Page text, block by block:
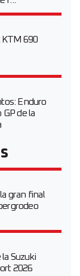
KTM 690
Enduro
de la
gran final
Suzuki
2026